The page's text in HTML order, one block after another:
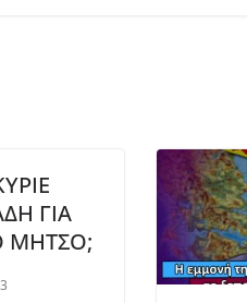
ΓΙΑ
ΜΗΤΣΟ;